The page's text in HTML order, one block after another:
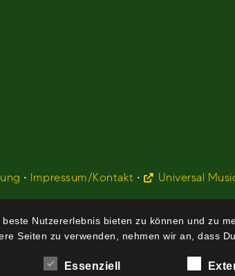
• Impressum/Kontakt • Universal
Nutzererlebnis bieten zu können und zu
Seiten zu verwenden, nehmen wir an, dass
Essenziell